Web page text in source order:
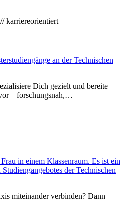
karriereorientiert
Dich gezielt und bereite
– forschungsnah,…
miteinander verbinden? Dann